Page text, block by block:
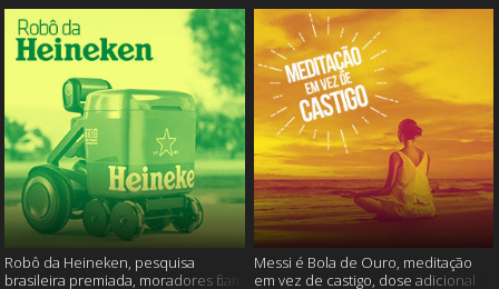
Robô da Heineken, pesquisa
brasileira premiada, moradores ficam
Messi é Bola de Ouro, meditação
em vez de castigo, dose adicional